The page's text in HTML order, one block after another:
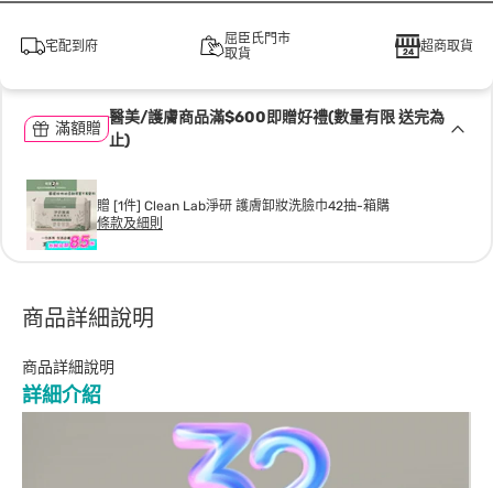
宅配到府
屈臣氏門市
取貨
超商取貨
滿額贈
醫美/護膚商品滿$600即贈好禮(數量有限 送完為
止)
贈 [1件] Clean Lab淨研 護膚卸妝洗臉巾42抽-箱購
條款及細則
商品詳細說明
商品詳細說明
詳細介紹